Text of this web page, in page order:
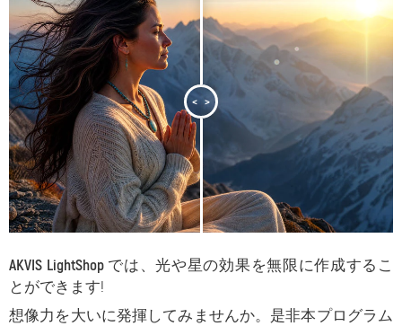
< >
AKVIS LightShopでは、光や星の効果を無限に作成するこ
とができます!
想像力を大いに発揮してみませんか。是非本プログラム